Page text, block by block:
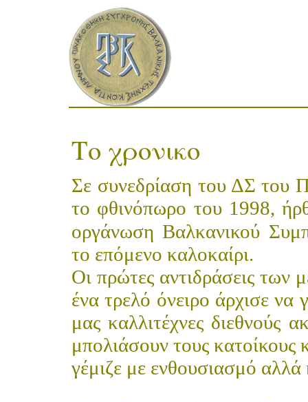
Το χρονικο
Σε συνεδρίαση του ΔΣ του
το φθινόπωρο του 1998,
οργάνωση Βαλκανικού
το επόμενο καλοκαίρι.
Οι πρώτες αντιδράσεις των
ένα τρελό όνειρο άρχισε
μας καλλιτέχνες διεθνούς
μπολιάσουν τους κατοίκους
γέμιζε με ενθουσιασμό αλλά